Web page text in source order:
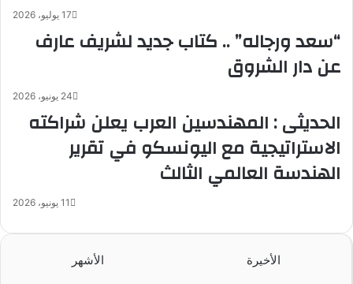
17 يوليو، 2026
“سعد ورجاله” .. كتاب جديد لشريف عارف
عن دار الشروق
24 يونيو، 2026
الحديثى : المهندسين العرب يعلن شراكته
الاستراتيجية مع اليونسكو في تقرير
الهندسة العالمي الثالث
11 يونيو، 2026
الأخيرة الأشهر